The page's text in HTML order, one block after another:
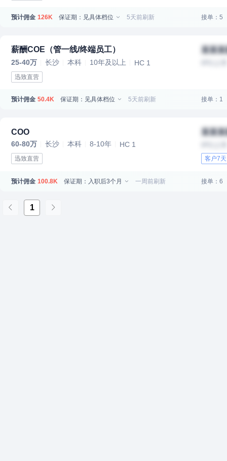
预计佣金 126K 保证期：见具体档位 5天前刷新 接单：5
薪酬COE（管一线/终端员工）
25-40万 长沙 本科 10年及以上 HC 1
迅致直营
某某
预计佣金 50.4K 保证期：见具体档位 5天前刷新 接单：1
COO
60-80万 长沙 本科 8-10年 HC 1
迅致直营
某某
客户7
预计佣金 100.8K 保证期：入职后3个月 一周前刷新 接单：6
1